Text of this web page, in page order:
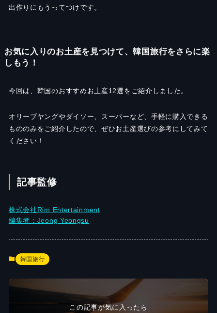
出作りにもうってつけです。
お気に入りのお土産を見つけて、韓国旅行をさらに楽
しもう！
今回は、韓国のおすすめお土産12選をご紹介しました。
オリーブヤングやダイソー、スーパーなど、手軽に購入できる
もののみをご紹介したので、ぜひお土産選びの参考にしてみて
ください！
記事監修
株式会社Rim Entertainment
編集者：Jeong Yeongsu
韓国旅行
この記事が気に入ったら